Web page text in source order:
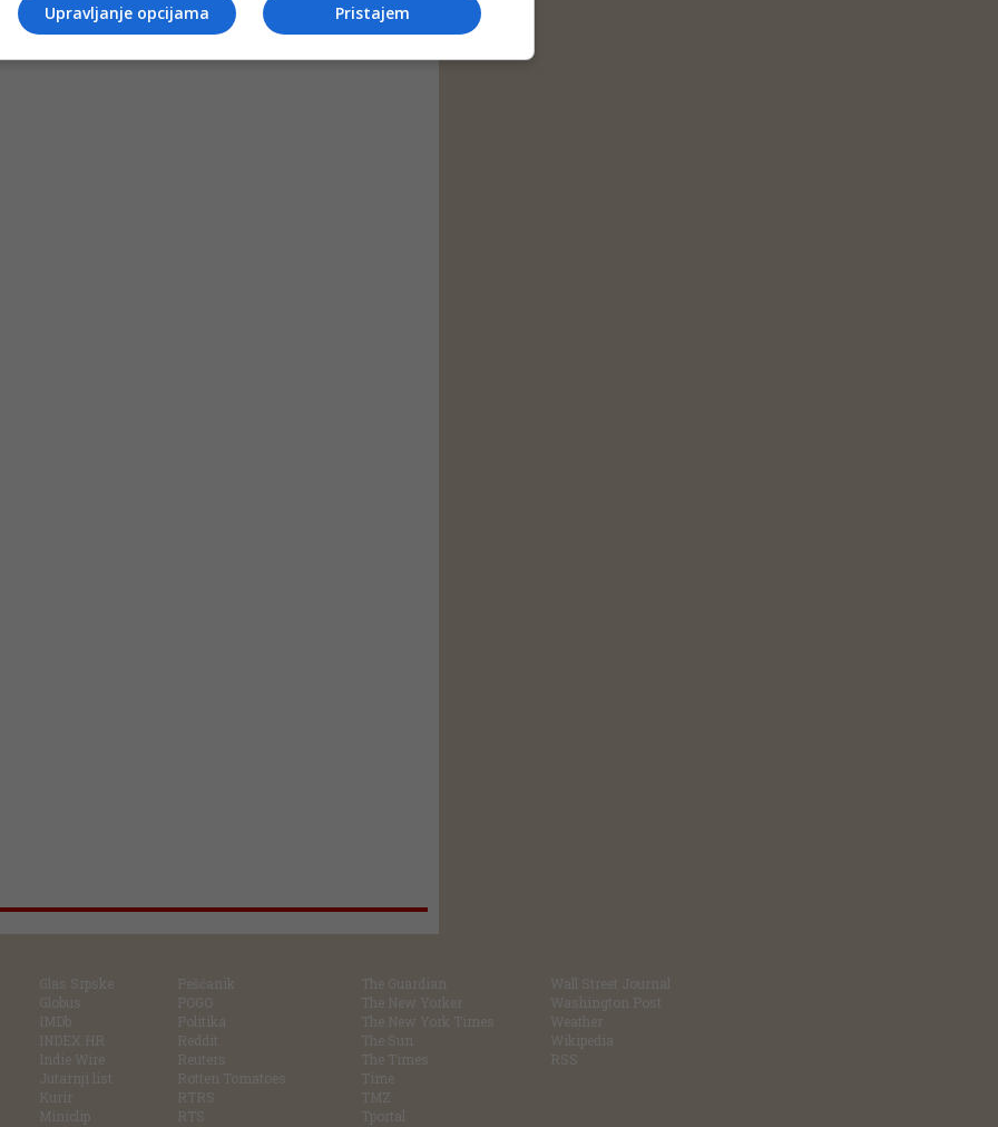
Glas Srpske
Globus
IMDb
INDEX.HR
Indie Wire
Jutarnji list
Kurir
Miniclip
Pešćanik
POGO
Politika
Reddit
Reuters
Rotten Tomatoes
RTRS
RTS
The Guardian
The New Yorker
The New York Times
The Sun
The Times
Time
TMZ
Tportal
Wall Street Journal
Washington Post
Weather
Wikipedia
RSS
Pristajem
Upravljanje opcijama